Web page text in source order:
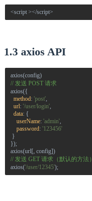
<script ></script>
1.3 axios API
axios(config)
// 发送 POST 请求
axios({
method: 'post'
url: '/user/login'
data: {
userName: 'admin'
password: '123456'
}
});
axios(url[, config])
// 发送 GET 请求（默认的方法）
axios('/user/12345');